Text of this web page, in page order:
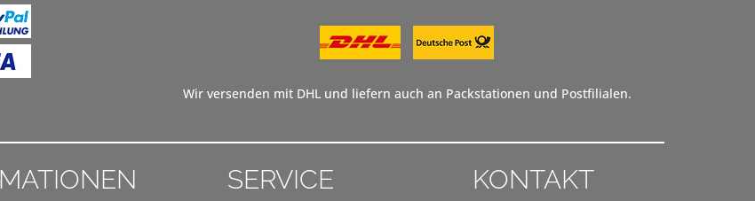
Wir versenden mit DHL und liefern auch an Packstationen und Postfilialen.
SERVICE KONTAKT